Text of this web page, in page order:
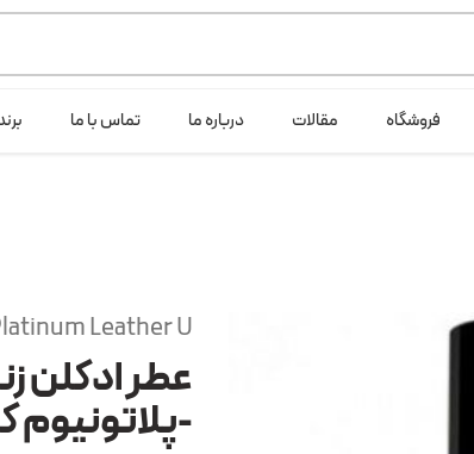
شرکت لانگ لایف عرضه می کند.که با انتخاب حجم هر ادکلنی می
فروشگاه مقالات درباره ما تماس با ما
Leather U
عطر ادکلن
-پلاتونیوم